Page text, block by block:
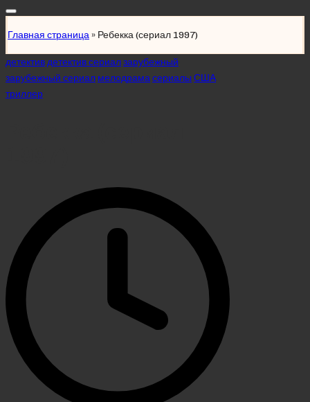
Главная страница » Ребекка (сериал 1997)
Posted
in
детектив детектив сериалзарубежный
зарубежный сериал мелодрама сериалы США
триллер